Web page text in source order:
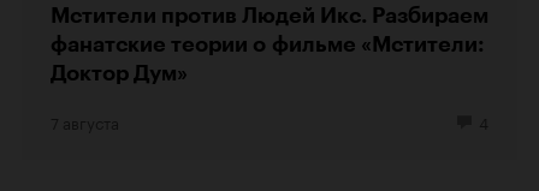
Мстители против Людей Икс. Разбираем
фанатские теории о фильме «Мстители:
Доктор Дум»